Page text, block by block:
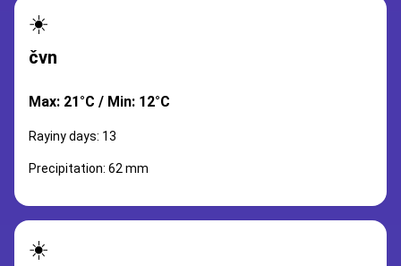
☀️
čvn
Max: 21°C / Min: 12°C
Rayiny days: 13
Precipitation: 62 mm
☀️